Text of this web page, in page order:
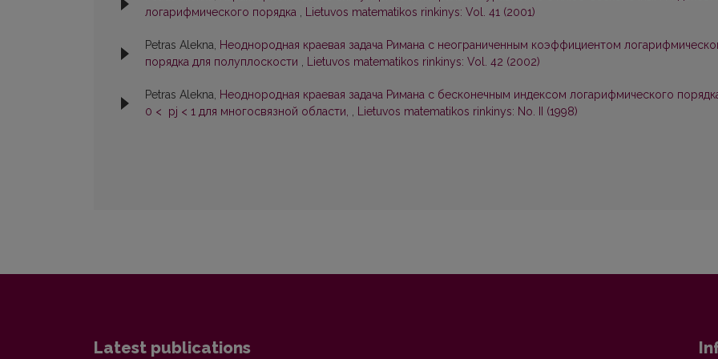
логарифмического порядка , Lietuvos matematikos rinkinys: Vol. 41 (2001)
Petras Alekna, Неоднородная краевая задача Римана с неограниченным коэффициентом
порядка для полуплоскости , Lietuvos matematikos rinkinys: Vol. 42 (2002)
Petras Alekna, Неоднородная краевая задача Римана с бесконечным индексом логарифмического
0 < pj < 1 для многосвязной области, , Lietuvos matematikos rinkinys: No. II (1998)
Latest publications